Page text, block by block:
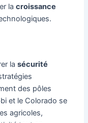
lacroissance
lasécurité
des pôles
et le Colorado se
agricoles,